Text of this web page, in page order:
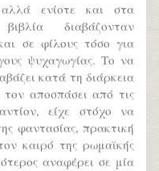
αλλά ενίοτε και στα
διαβάζονταν
σε φίλους τόσο για
ψυχαγωγίας. Το να
κατά τη διάρκεια
αποσπάσει από τις
είχε στόχο να
φαντασίας, πρακτική
καιρό της ρωμαϊκής
αναφέρει σε μία